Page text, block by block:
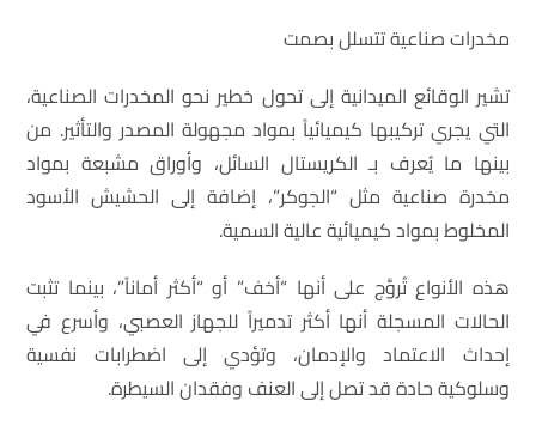
مخدرات صناعية تتسلل بصمت
تشير الوقائع الميدانية إلى تحول خطير نحو المخدرات الصناعية،
التي يجري تركيبها كيميائياً بمواد مجهولة المصدر والتأثير. من
بينها ما يُعرف بـ الكريستال السائل، وأوراق مشبعة بمواد
مخدرة صناعية مثل “الجوكر”، إضافة إلى الحشيش الأسود
المخلوط بمواد كيميائية عالية السمية.
هذه الأنواع تُروَّج على أنها “أخف” أو “أكثر أماناً”، بينما تثبت
الحالات المسجلة أنها أكثر تدميراً للجهاز العصبي، وأسرع في
إحداث الاعتماد والإدمان، وتؤدي إلى اضطرابات نفسية
وسلوكية حادة قد تصل إلى العنف وفقدان السيطرة.